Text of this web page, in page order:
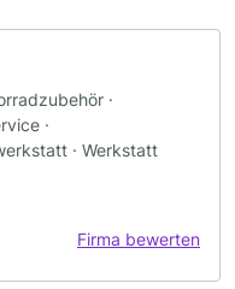
·
·
· Werkstatt
Firma bewerten